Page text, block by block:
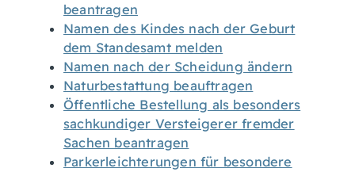
beantragen
Namen des Kindes nach der Geburt
dem Standesamt melden
Namen nach der Scheidung ändern
Naturbestattung beauftragen
Öffentliche Bestellung als besonders
sachkundiger Versteigerer fremder
Sachen beantragen
Parkerleichterungen für besondere